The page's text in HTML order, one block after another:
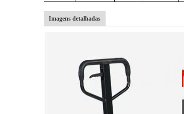
Imagens detalhadas